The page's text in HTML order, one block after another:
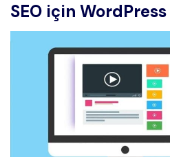
SEO için WordPress